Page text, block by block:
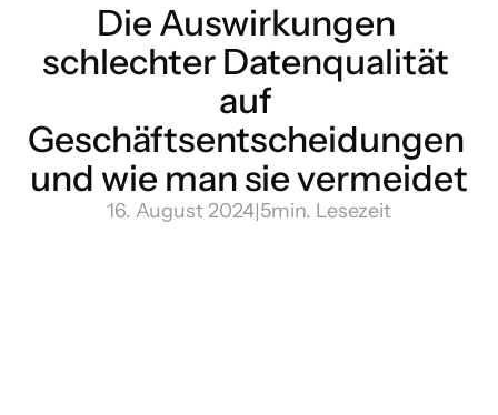
Die Auswirkungen
schlechter Datenqualität
auf
Geschäftsentscheidungen
und wie man sie vermeidet
16. August 2024|5min. Lesezeit